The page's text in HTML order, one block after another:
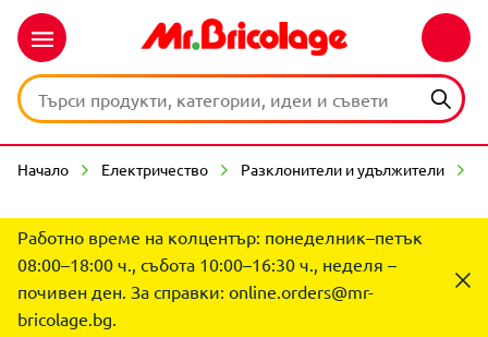
Начало Електричество Разклонители и удължители
Работно време на колцентър: понеделник–петък
08:00–18:00 ч., събота 10:00–16:30 ч., неделя –
почивен ден. За справки: online.orders@mr-
bricolage.bg.